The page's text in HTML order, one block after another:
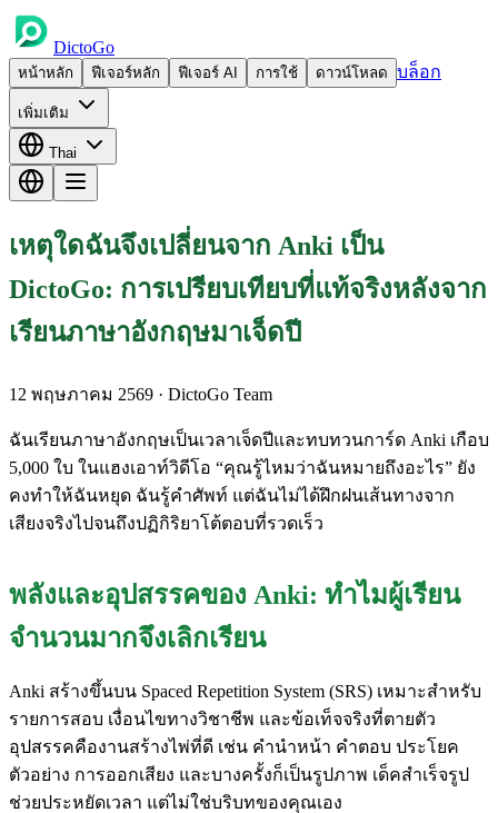
DictoGo
หน้าหลัก ฟีเจอร์หลัก ฟีเจอร์ AI การใช้ ดาวน์โหลด บล็อก
เพิ่มเติม
Thai
เหตุใดฉันจึงเปลี่ยนจาก Anki เป็น
DictoGo: การเปรียบเทียบที่แท้จริงหลังจาก
เรียนภาษาอังกฤษมาเจ็ดปี
12 พฤษภาคม 2569 · DictoGo Team
ฉันเรียนภาษาอังกฤษเป็นเวลาเจ็ดปีและทบทวนการ์ด Anki เกือบ
5,000 ใบ ในแฮงเอาท์วิดีโอ “คุณรู้ไหมว่าฉันหมายถึงอะไร” ยัง
คงทำให้ฉันหยุด ฉันรู้คำศัพท์ แต่ฉันไม่ได้ฝึกฝนเส้นทางจาก
เสียงจริงไปจนถึงปฏิกิริยาโต้ตอบที่รวดเร็ว
พลังและอุปสรรคของ Anki: ทำไมผู้เรียน
จำนวนมากจึงเลิกเรียน
Anki สร้างขึ้นบน Spaced Repetition System (SRS) เหมาะสำหรับ
รายการสอบ เงื่อนไขทางวิชาชีพ และข้อเท็จจริงที่ตายตัว
อุปสรรคคืองานสร้างไพ่ที่ดี เช่น คำนำหน้า คำตอบ ประโยค
ตัวอย่าง การออกเสียง และบางครั้งก็เป็นรูปภาพ เด็คสำเร็จรูป
ช่วยประหยัดเวลา แต่ไม่ใช่บริบทของคุณเอง